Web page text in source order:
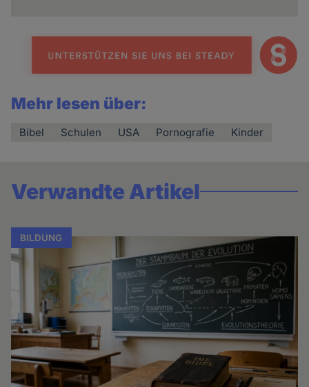
Mehr lesen über:
Bibel Schulen USA Pornografie Kinder
Verwandte Artikel
BILDUNG